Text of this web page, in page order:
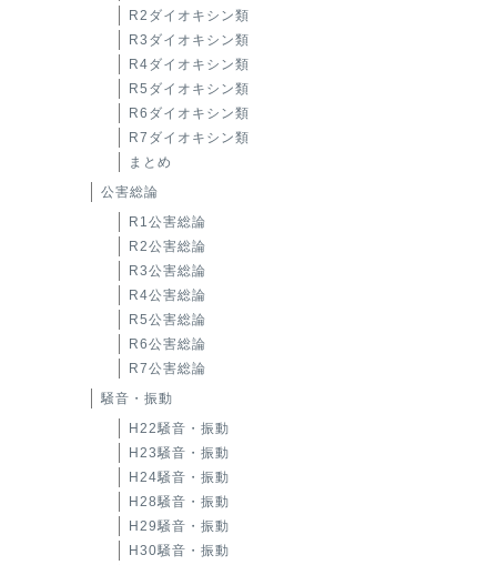
R2ダイオキシン類
R3ダイオキシン類
R4ダイオキシン類
R5ダイオキシン類
R6ダイオキシン類
R7ダイオキシン類
まとめ
公害総論
R1公害総論
R2公害総論
R3公害総論
R4公害総論
R5公害総論
R6公害総論
R7公害総論
騒音・振動
H22騒音・振動
H23騒音・振動
H24騒音・振動
H28騒音・振動
H29騒音・振動
H30騒音・振動